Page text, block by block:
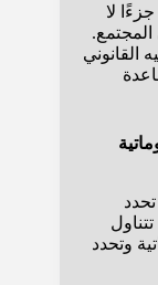
لا
المجتمع.
القانوني
لمساعدة
وتحدد